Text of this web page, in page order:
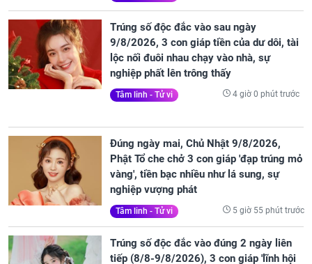
Trúng số độc đắc vào sau ngày
9/8/2026, 3 con giáp tiền của dư dôi, tài
lộc nối đuôi nhau chạy vào nhà, sự
nghiệp phất lên trông thấy
Tâm linh - Tử vi 4 giờ 0 phút trước
Đúng ngày mai, Chủ Nhật 9/8/2026,
Phật Tổ che chở 3 con giáp 'đạp trúng mỏ
vàng', tiền bạc nhiều như lá sung, sự
nghiệp vượng phát
Tâm linh - Tử vi 5 giờ 55 phút trước
Trúng số độc đắc vào đúng 2 ngày liên
tiếp (8/8-9/8/2026), 3 con giáp 'lĩnh hội